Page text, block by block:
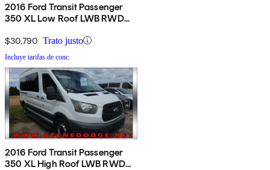
2016 Ford Transit Passenger
350 XL Low Roof LWB RWD
Doors
$30,790 Trato justo
Incluye tarifas de conc.
2016 Ford Transit Passenger
350 XL High Roof LWB RWD